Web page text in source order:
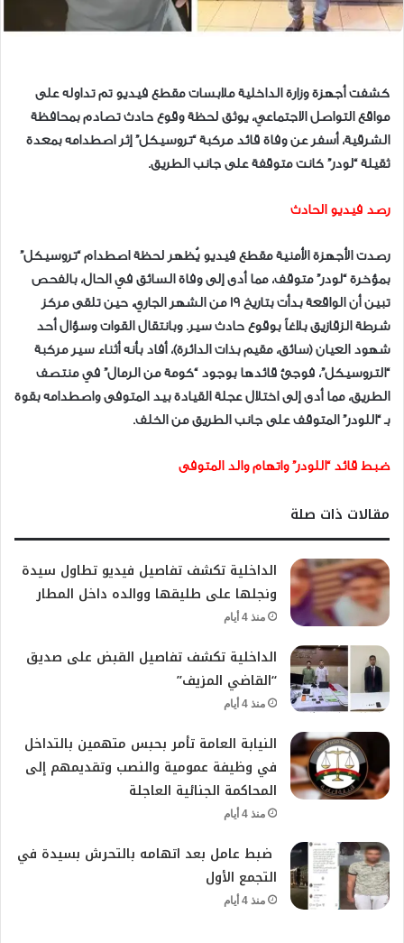
كشفت أجهزة وزارة الداخلية ملابسات مقطع فيديو تم تداوله على
مواقع التواصل الاجتماعي، يوثق لحظة وقوع حادث تصادم بمحافظة
الشرقية، أسفر عن وفاة قائد مركبة “تروسيكل” إثر اصطدامه بمعدة
ثقيلة “لودر” كانت متوقفة على جانب الطريق.
رصد فيديو الحادث
رصدت الأجهزة الأمنية مقطع فيديو يُظهر لحظة اصطدام “تروسيكل”
بمؤخرة “لودر” متوقف، مما أدى إلى وفاة السائق في الحال، بالفحص
تبين أن الواقعة بدأت بتاريخ 19 من الشهر الجاري، حين تلقى مركز
شرطة الزقازيق بلاغاً بوقوع حادث سير. وبانتقال القوات وسؤال أحد
شهود العيان (سائق، مقيم بذات الدائرة)، أفاد بأنه أثناء سير مركبة
“التروسيكل”، فوجئ قائدها بوجود “كومة من الرمال” في منتصف
الطريق، مما أدى إلى اختلال عجلة القيادة بيد المتوفى واصطدامه بقوة
بـ “اللودر” المتوقف على جانب الطريق من الخلف.
ضبط قائد “اللودر” واتهام والد المتوفى
مقالات ذات صلة
الداخلية تكشف تفاصيل فيديو تطاول سيدة
ونجلها على طليقها ووالده داخل المطار
منذ 4 أيام
الداخلية تكشف تفاصيل القبض على صديق
“القاضي المزيف”
منذ 4 أيام
النيابة العامة تأمر بحبس متهمين بالتداخل
في وظيفة عمومية والنصب وتقديمهم إلى
المحاكمة الجنائية العاجلة
منذ 4 أيام
ضبط عامل بعد اتهامه بالتحرش بسيدة في
التجمع الأول
منذ 4 أيام